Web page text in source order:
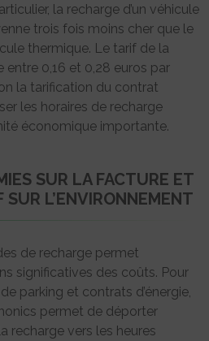
la recharge d’un véhicule
trois fois moins cher que le
thermique. Le tarif de la
entre 0,16 et 0,28 euros par
la tarification du contrat
les horaires de recharge
économique importante.
SUR LA FACTURE ET
L’ENVIRONNEMENT
de recharge permet
significatives des coûts. Pour
parking et contrats d’énergie,
permet de déporter
recharge vers les heures